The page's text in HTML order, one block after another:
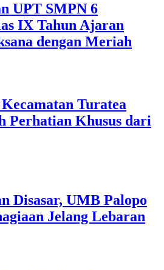
UPT SMPN 6
IX Tahun Ajaran
dengan Meriah
Turatea
Perhatian Khusus dari
Disasar, UMB Palopo
Jelang Lebaran